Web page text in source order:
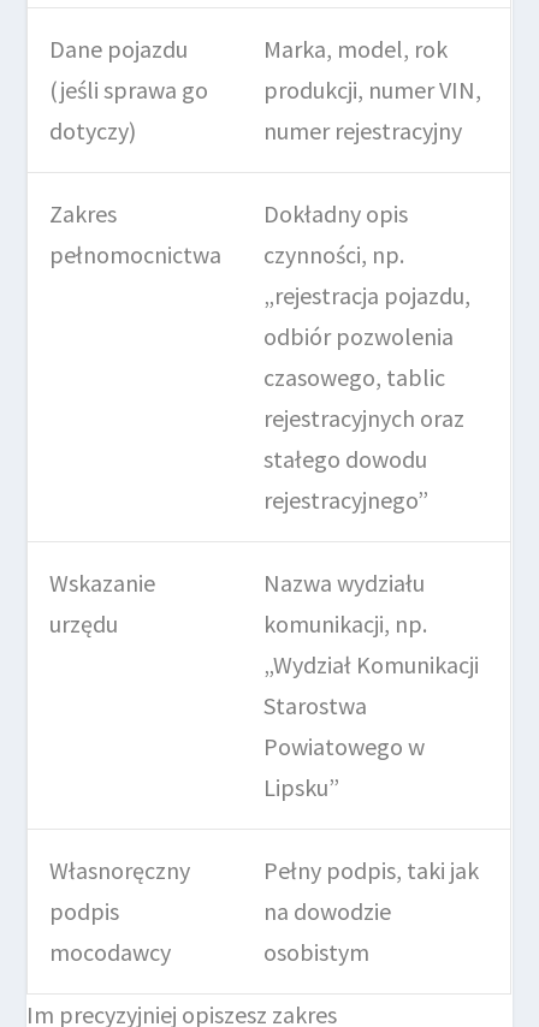
Dane pojazdu
(jeśli sprawa go
dotyczy)
Marka, model, rok
produkcji, numer VIN,
numer rejestracyjny
Zakres
pełnomocnictwa
Dokładny opis
czynności, np.
„rejestracja pojazdu,
odbiór pozwolenia
czasowego, tablic
rejestracyjnych oraz
stałego dowodu
rejestracyjnego”
Wskazanie
urzędu
Nazwa wydziału
komunikacji, np.
„Wydział Komunikacji
Starostwa
Powiatowego w
Lipsku”
Własnoręczny
podpis
mocodawcy
Pełny podpis, taki jak
na dowodzie
osobistym
Im precyzyjniej opiszesz zakres